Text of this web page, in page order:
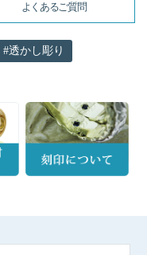
よくあるご質問
透かし彫り